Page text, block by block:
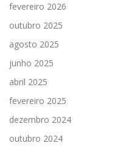
fevereiro 2026
outubro 2025
agosto 2025
junho 2025
abril 2025
fevereiro 2025
dezembro 2024
outubro 2024